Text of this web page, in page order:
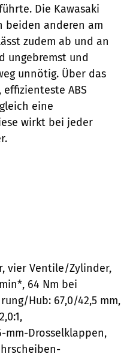
Die Kawasaki
beiden anderen am
zudem ab und an
ungebremst und
unnötig. Über das
ABS
eine
wirkt bei jeder
vier Ventile/Zylinder,
64 Nm bei
Hub: 67,0/42,5 mm,
mm-Drosselklappen,